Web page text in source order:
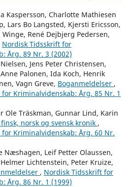
Kaspersson, Charlotte Mathiesen
Lars Bo Langsted, Kjersti Ericsson,
Winge, René Dejbjerg Pedersen,
Nordisk Tidsskrift for
Årg. 89 Nr. 3 (2002)
Jens Peter Christensen,
Palonen, Ida Koch, Henrik
Vagn Greve, Boganmeldelser ,
Kriminalvidenskab: Årg. 85 Nr. 1
Ole Träskman, Gunnar Lind, Karin
finsk, norsk og svensk kronik ,
Kriminalvidenskab: Årg. 60 Nr.
Næshagen, Leif Petter Olaussen,
Lichtenstein, Peter Kruize,
, Nordisk Tidsskrift for
Årg. 86 Nr. 1 (1999)